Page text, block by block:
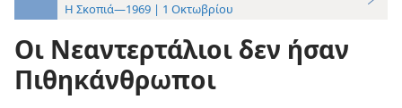
Η Σκοπιά—1969 | 1 Οκτωβρίου
Οι Νεαντερτάλιοι δεν ήσαν
Πιθηκάνθρωποι